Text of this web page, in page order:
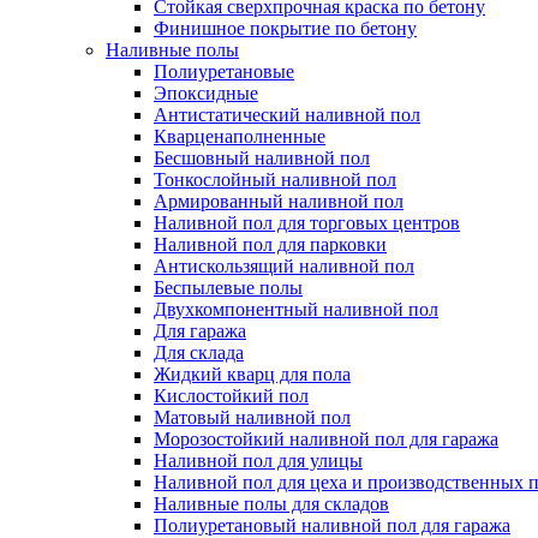
Стойкая сверхпрочная краска по бетону
Финишное покрытие по бетону
Наливные полы
Полиуретановые
Эпоксидные
Антистатический наливной пол
Кварценаполненные
Бесшовный наливной пол
Тонкослойный наливной пол
Армированный наливной пол
Наливной пол для торговых центров
Наливной пол для парковки
Антискользящий наливной пол
Беспылевые полы
Двухкомпонентный наливной пол
Для гаража
Для склада
Жидкий кварц для пола
Кислостойкий пол
Матовый наливной пол
Морозостойкий наливной пол для гаража
Наливной пол для улицы
Наливной пол для цеха и производственных
Наливные полы для складов
Полиуретановый наливной пол для гаража